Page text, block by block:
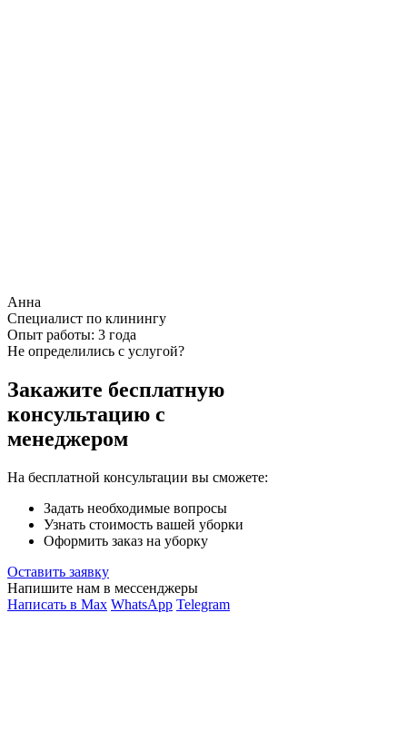
Анна
Специалист по клинингу
Опыт работы: 3 года
Не определились с услугой?
Закажите бесплатную
консультацию с
менеджером
На бесплатной консультации вы сможете:
Задать необходимые вопросы
Узнать стоимость вашей уборки
Оформить заказ на уборку
Оставить заявку
Напишите нам в мессенджеры
Написать в Max WhatsApp Telegram